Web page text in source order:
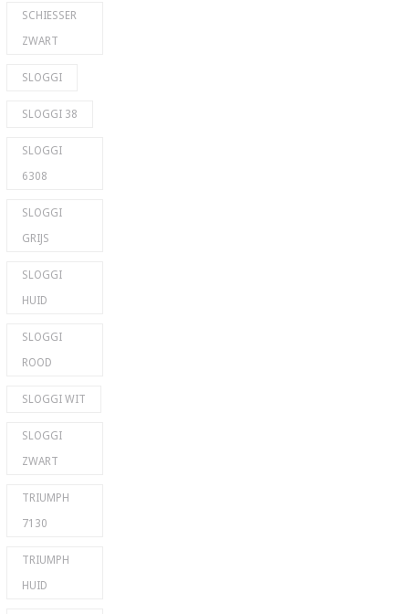
SCHIESSER
ZWART
SLOGGI
SLOGGI 38
SLOGGI
6308
SLOGGI
GRIJS
SLOGGI
HUID
SLOGGI
ROOD
SLOGGI WIT
SLOGGI
ZWART
TRIUMPH
7130
TRIUMPH
HUID